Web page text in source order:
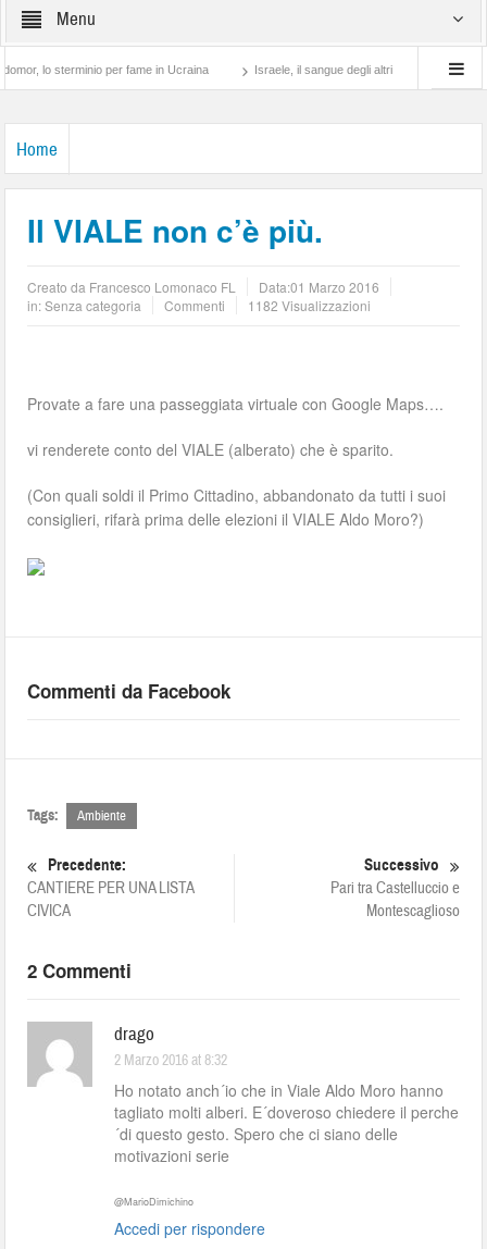
Menu
per fame in Ucraina Israele, il sangue degli altri Lotta di classe… tra
Home
Il VIALE non c’è più.
Creato da Francesco Lomonaco FL Data:01 Marzo 2016
in: Senza categoria
Commenti 1182 Visualizzazioni
Provate a fare una passeggiata virtuale con Google Maps….
vi renderete conto del VIALE (alberato) che è sparito.
(Con quali soldi il Primo Cittadino, abbandonato da tutti i suoi
consiglieri, rifarà prima delle elezioni il VIALE Aldo Moro?)
Commenti da Facebook
Tags: Ambiente
Precedente:
CANTIERE PER UNA LISTA
CIVICA
Successivo
Pari tra Castelluccio e
Montescaglioso
2 Commenti
drago
2 Marzo 2016 at 8:32
Ho notato anch´io che in Viale Aldo Moro hanno
tagliato molti alberi. E´doveroso chiedere il perche
´di questo gesto. Spero che ci siano delle
motivazioni serie
@MarioDimichino
Accedi per rispondere